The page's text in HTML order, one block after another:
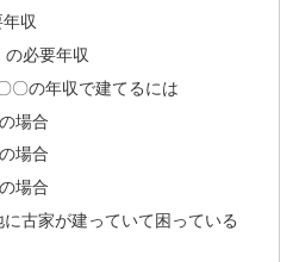
収
必要年収
〇の年収で建てるには
場合
場合
場合
古家が建っていて困っている